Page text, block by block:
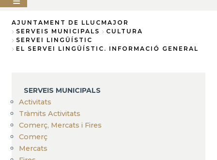
AJUNTAMENT
LLUCMAJOR
PERFIL
DEL
CONTRACTANT
ANUNCIS
Breadcrumb
AJUNTAMENT DE LLUCMAJOR
SERVEIS MUNICIPALS
CULTURA
SERVEI LINGÜÍSTIC
EL SERVEI LINGÜÍSTIC. INFORMACIÓ GENERAL
SERVEIS MUNICIPALS
Activitats
Tràmits Activitats
Comerç, Mercats i Fires
Comerç
Mercats